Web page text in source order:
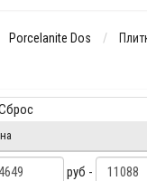
Porcelanite Dos
руб -